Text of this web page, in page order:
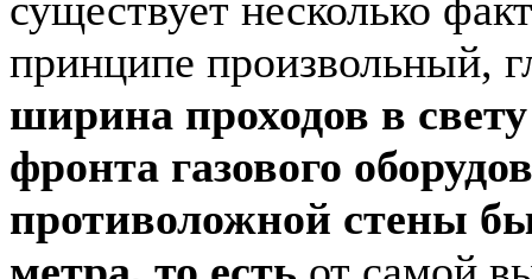
принципе произвольный,
ширина проходов в
фронта газового
противоложной стены